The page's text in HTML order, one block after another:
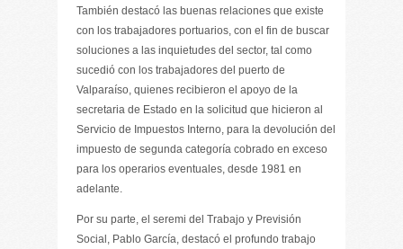
También destacó las buenas relaciones que existe
con los trabajadores portuarios, con el fin de buscar
soluciones a las inquietudes del sector, tal como
sucedió con los trabajadores del puerto de
Valparaíso, quienes recibieron el apoyo de la
secretaria de Estado en la solicitud que hicieron al
Servicio de Impuestos Interno, para la devolución del
impuesto de segunda categoría cobrado en exceso
para los operarios eventuales, desde 1981 en
adelante.
Por su parte, el seremi del Trabajo y Previsión
Social, Pablo García, destacó el profundo trabajo